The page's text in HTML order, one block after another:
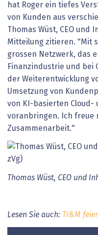
hat Roger ein tiefes
von Kunden aus
Thomas Wüst, CEO und
Mitteilung zitieren. "Mit
grossen Netzwerk, das
Finanzindustrie und bei
der Weiterentwicklung
Umsetzung von
von KI-basierten Cloud-
voranbringen. Ich freue
Zusammenarbeit."
Thomas Wüst, CEO und
Lesen Sie auch: TI&M